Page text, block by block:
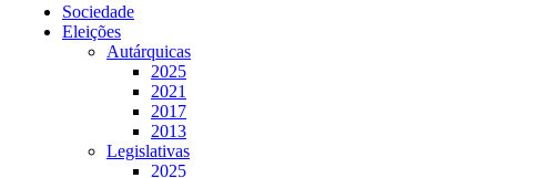
Sociedade
Eleições
Autárquicas
2025
2021
2017
2013
Legislativas
2025